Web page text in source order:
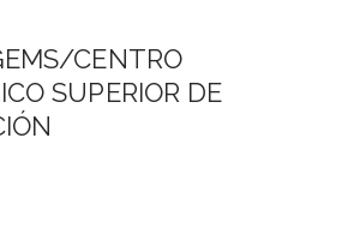
CENTRO
SUPERIOR DE